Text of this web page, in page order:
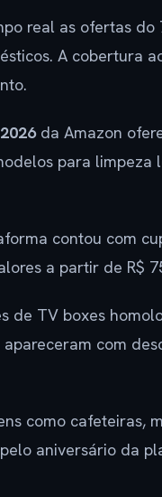
real as ofertas
A cobertura
da Amazon
para limpeza
contou com
a partir de R$
de TV boxes
apareceram com
como cafeteiras,
aniversário da